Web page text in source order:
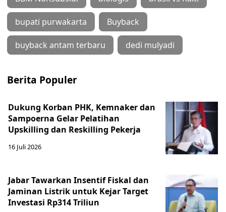
bupati purwakarta Buyback
buyback antam terbaru dedi mulyadi
Berita Populer
Dukung Korban PHK, Kemnaker dan
Sampoerna Gelar Pelatihan
Upskilling dan Reskilling Pekerja
16 Juli 2026
Jabar Tawarkan Insentif Fiskal dan
Jaminan Listrik untuk Kejar Target
Investasi Rp314 Triliun